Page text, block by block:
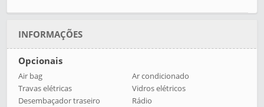
INFORMAÇÕES
Opcionais
Air bag
Ar condicionado
Travas elétricas
Vidros elétricos
Desembaçador traseiro
Rádio